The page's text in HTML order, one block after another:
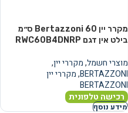
מקרר יין Bertazzoni 60 ס״מ
בילט אין דגם RWC60B4DNRP
מוצרי חשמל,מקררי יין,
BERTAZZONI
,מקררי יין
BERTAZZONI
רכישה טלפונית
מידע נוסף